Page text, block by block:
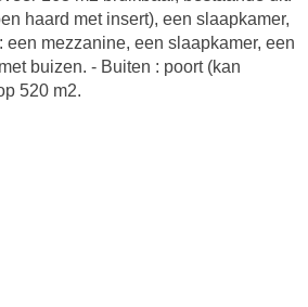
haard met insert), een slaapkamer,
mezzanine, een slaapkamer, een
buizen. - Buiten : poort (kan
520 m2.